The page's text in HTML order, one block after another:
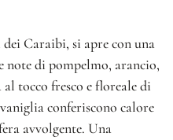
Caraibi, si apre con una
note di pompelmo, arancio,
tocco fresco e floreale di
conferiscono calore
avvolgente. Una